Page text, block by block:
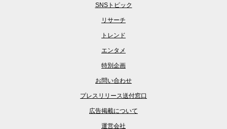
SNSトピック
リサーチ
トレンド
エンタメ
特別企画
お問い合わせ
プレスリリース送付窓口
広告掲載について
運営会社